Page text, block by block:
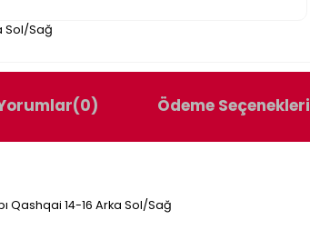
Sol/Sağ
(0) Ödeme Seçenekleri
Qashqai 14-16 Arka Sol/Sağ